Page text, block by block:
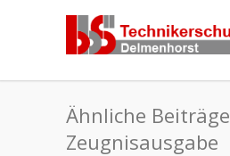
Ähnliche Beiträge
Zeugnisausgabe